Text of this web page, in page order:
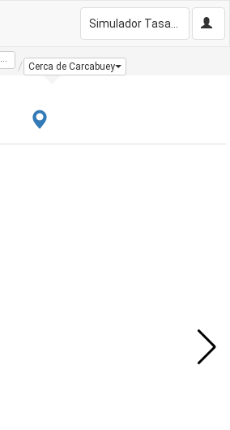
Chalet Adosado
Cerca de Carcabuey